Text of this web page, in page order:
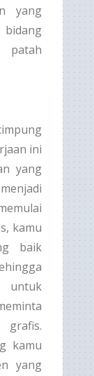
yang
ini
yang
kamu
baik
untuk
kamu
yang